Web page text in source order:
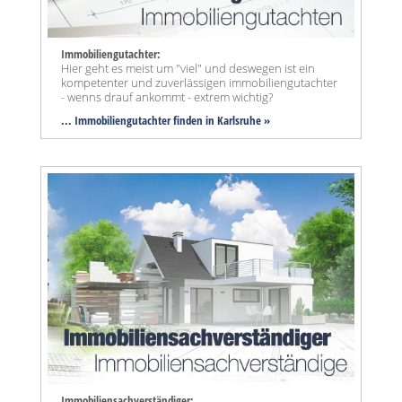
Immobiliengutachter:
Hier geht es meist um "viel" und deswegen ist ein
kompetenter und zuverlässigen immobiliengutachter
- wenns drauf ankommt - extrem wichtig?
... Immobiliengutachter finden in Karlsruhe »